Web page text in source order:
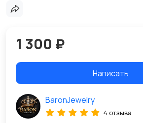
1 300 ₽
Написать
BaronJewelry
4 отзыва